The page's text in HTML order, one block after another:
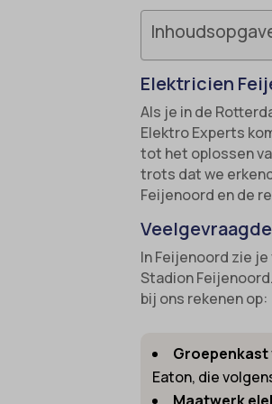
Elektricien
Als je in de
Elektro Experts
tot het oplossen
trots dat we
Feijenoord en de
In Feijenoord zie
Stadion
bij ons rekenen op:
Eaton, die